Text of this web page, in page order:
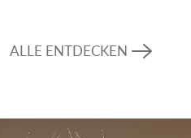
ALLE ENTDECKEN